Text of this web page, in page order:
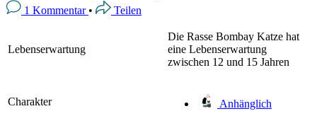
1 Kommentar • Teilen
Lebenserwartung
Die Rasse Bombay Katze hat
eine Lebenserwartung
zwischen 12 und 15 Jahren
Charakter Anhänglich